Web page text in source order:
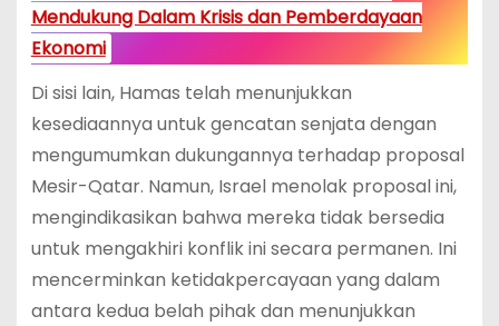
Mendukung Dalam Krisis dan Pemberdayaan
Ekonomi
Di sisi lain, Hamas telah menunjukkan
kesediaannya untuk gencatan senjata dengan
mengumumkan dukungannya terhadap proposal
Mesir-Qatar. Namun, Israel menolak proposal ini,
mengindikasikan bahwa mereka tidak bersedia
untuk mengakhiri konflik ini secara permanen. Ini
mencerminkan ketidakpercayaan yang dalam
antara kedua belah pihak dan menunjukkan